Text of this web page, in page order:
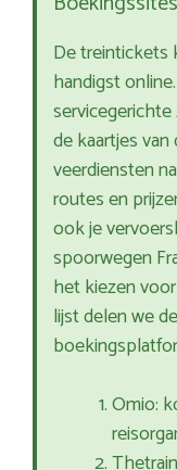
De treintickets
handigst
de kaartjes
veerdiensten
routes en
ook je
spoorwegen
het kiezen
lijst delen we
Omio: